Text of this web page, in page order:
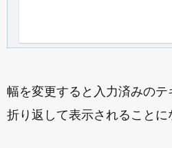
幅を変更すると入力済みの
折り返して表示されることに